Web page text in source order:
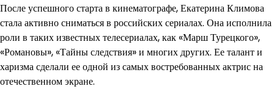
После успешного старта в кинематографе, Екатерина Климова
стала активно сниматься в российских сериалах. Она исполнила
роли в таких известных телесериалах, как «Марш Турецкого»,
«Романовы», «Тайны следствия» и многих других. Ее талант и
харизма сделали ее одной из самых востребованных актрис на
отечественном экране.